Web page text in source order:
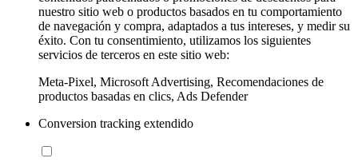
nuestro sitio web o productos basados en tu comportamiento
de navegación y compra, adaptados a tus intereses, y medir su
éxito. Con tu consentimiento, utilizamos los siguientes
servicios de terceros en este sitio web:
Meta-Pixel, Microsoft Advertising, Recomendaciones de
productos basadas en clics, Ads Defender
Conversion tracking extendido